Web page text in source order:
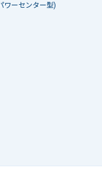
ワーセンター型)